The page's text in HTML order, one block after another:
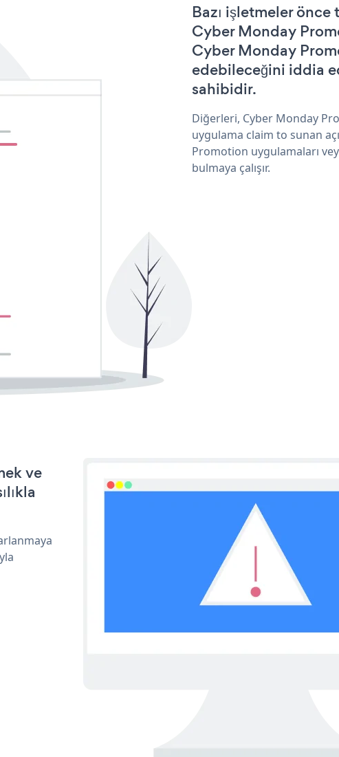
Bazı işletmeler
Cyber Monday
Cyber Monday
edebileceğini iddia
sahibidir.
Diğerleri, Cyber Monday
uygulama claim to sunan
Promotion uygulamaları
bulmaya çalışır.
ve